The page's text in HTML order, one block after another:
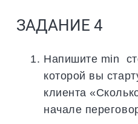
ЗАДАНИЕ 4
Напишите min
которой вы
клиента
начале